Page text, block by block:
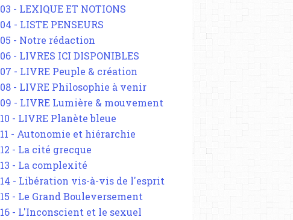
03 - LEXIQUE ET NOTIONS
04 - LISTE PENSEURS
05 - Notre rédaction
06 - LIVRES ICI DISPONIBLES
07 - LIVRE Peuple & création
08 - LIVRE Philosophie à venir
09 - LIVRE Lumière & mouvement
10 - LIVRE Planète bleue
11 - Autonomie et hiérarchie
12 - La cité grecque
13 - La complexité
14 - Libération vis-à-vis de l'esprit
15 - Le Grand Bouleversement
16 - L'Inconscient et le sexuel